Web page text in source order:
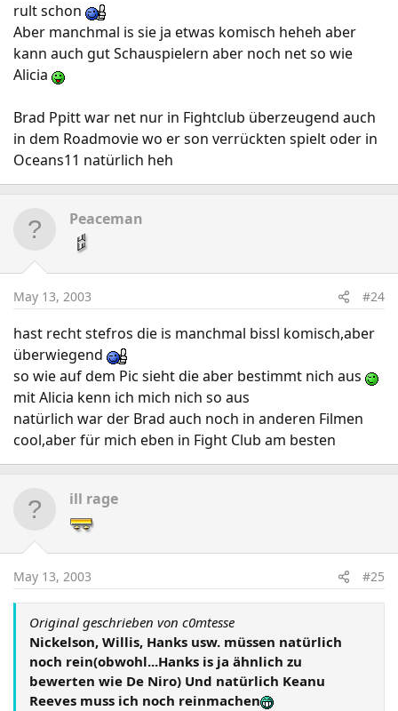
rult schon
Aber manchmal is sie ja etwas komisch heheh aber
kann auch gut Schauspielern aber noch net so wie
Alicia
Brad Ppitt war net nur in Fightclub überzeugend auch
in dem Roadmovie wo er son verrückten spielt oder in
Oceans11 natürlich heh
Peaceman
May 13, 2003 #24
hast recht stefros die is manchmal bissl komisch,aber
überwiegend
so wie auf dem Pic sieht die aber bestimmt nich aus
mit Alicia kenn ich mich nich so aus
natürlich war der Brad auch noch in anderen Filmen
cool,aber für mich eben in Fight Club am besten
ill rage
May 13, 2003 #25
Original geschrieben von c0mtesse
Nickelson, Willis, Hanks usw. müssen natürlich
noch rein(obwohl...Hanks is ja ähnlich zu
bewerten wie De Niro) Und natürlich Keanu
Reeves muss ich noch reinmachen